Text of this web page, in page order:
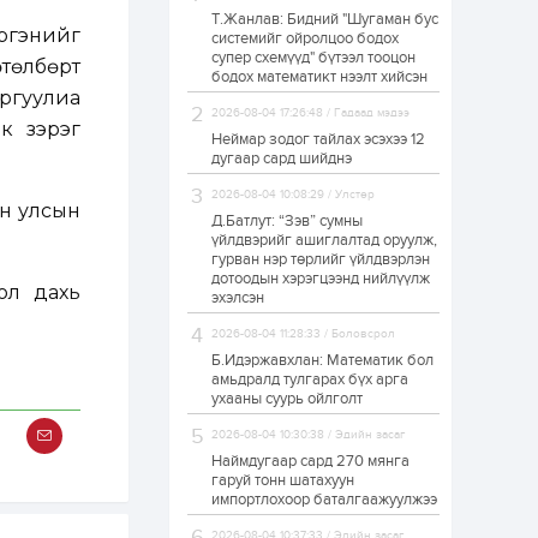
зэрэг
улсын
дахь
“Хотын дарга сонсож
байна” 150150 тусгай
дугаарыг
наймдугаар сарын
14-нөөс ажиллуулж...
19 цаг 0
“Чингис хаан” олон
улсын нисэх буудал
руу нийтийн тээврийн
автобус 24 цагаар
үйлчилж байна
1 өдөр 1 0
Нийслэлийн
бүртгэл энэ сарын 10-
нд эхэлнэ
1 өдөр 0
16 төрлийн эмийг нэг
худалдан авах
журмыг баталлаа
1 өдөр 0 0
Т.Жанлав: Бидний "Шугаман бус
системийг ойролцоо бодох
супер схемүүд" бүтээл тооцон
бодох математикт нээлт хийсэн
2026-08-04 17:26:48 / Гадаад мэдээ
Неймар зодог тайлах эсэхээ 12
дугаар сард шийднэ
2026-08-04 10:08:29 / Улстөр
Д.Батлут: “Зэв” сумны
үйлдвэрийг ашиглалтад оруулж,
гурван нэр төрлийг үйлдвэрлэн
дотоодын хэрэгцээнд нийлүүлж
эхэлсэн
2026-08-04 11:28:33 / Боловсрол
Б.Идэржавхлан: Математик бол
амьдралд тулгарах бүх арга
ухааны суурь ойлголт
2026-08-04 10:30:38 / Эдийн засаг
Наймдугаар сард 270 мянга
гаруй тонн шатахуун
импортлохоор баталгаажуулжээ